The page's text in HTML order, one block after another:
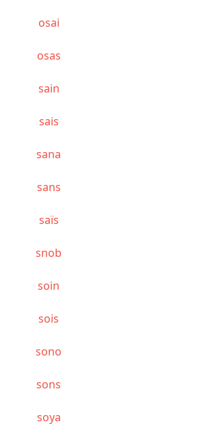
osai
osas
sain
sais
sana
sans
saïs
snob
soin
sois
sono
sons
soya